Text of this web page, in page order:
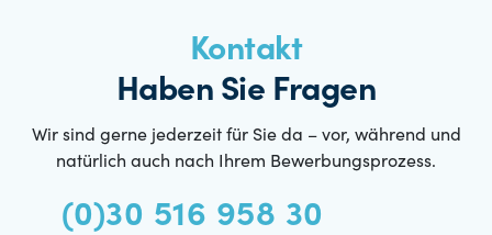
Kontakt
Haben Sie Fragen
Wir sind gerne jederzeit für Sie da – vor, während und
natürlich auch nach Ihrem Bewerbungsprozess.
(0)30 516 958 30